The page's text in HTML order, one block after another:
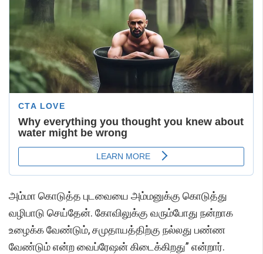
அம்மா கொடுத்த புடவையை அம்மனுக்கு கொடுத்து
வழிபாடு செய்தேன். கோவிலுக்கு வரும்போது நன்றாக
உழைக்க வேண்டும், சமுதாயத்திற்கு நல்லது பண்ண
வேண்டும் என்ற வைப்ரேஷன் கிடைக்கிறது” என்றார்.